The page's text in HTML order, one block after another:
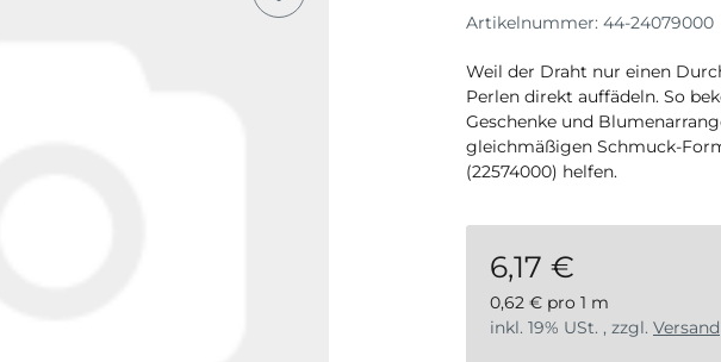
Artikelnummer: 44-24079000
Weil der Draht nur einen
Perlen direkt auffädeln. So
Geschenke und
gleichmäßigen Schmuck-
(22574000) helfen.
6,17 €
0,62 € pro 1 m
inkl. 19% USt. , zzgl. Versand